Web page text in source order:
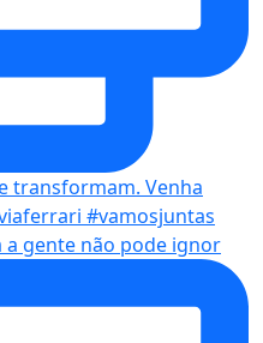
a gente não pode ignor